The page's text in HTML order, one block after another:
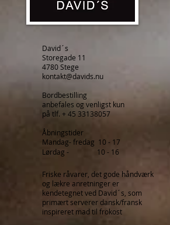
David´s​
Storegade 11
4780 Stege
kontakt@davids.nu
Bordbestilling
anbefales og venligst kun
på tlf. + 45 33138057
Åbningstider
Mandag- fredag 10 - 17
Lørdag - 10 - 16​​
Friske råvarer, det gode håndværk
og lækre anretninger er
kendetegnet ved David´s, som
primært serverer dansk/fransk
inspireret mad til frokost